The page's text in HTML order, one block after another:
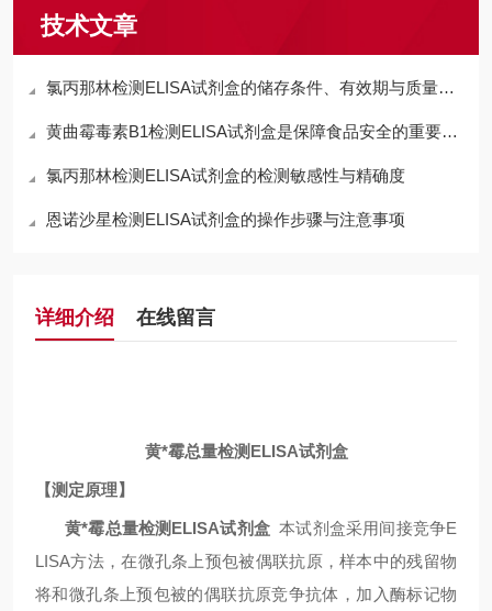
技术文章
氯丙那林检测ELISA试剂盒的储存条件、有效期与质量控制要点
黄曲霉毒素B1检测ELISA试剂盒是保障食品安全的重要工具
氯丙那林检测ELISA试剂盒的检测敏感性与精确度
恩诺沙星检测ELISA试剂盒的操作步骤与注意事项
详细介绍 在线留言
黄*霉总量检测ELISA试剂盒
【测定原理】
黄*霉总量检测ELISA试剂盒 本试剂盒采用间接竞争E
LISA方法，在微孔条上预包被偶联抗原，样本中的残留物
将和微孔条上预包被的偶联抗原竞争抗体，加入酶标记物